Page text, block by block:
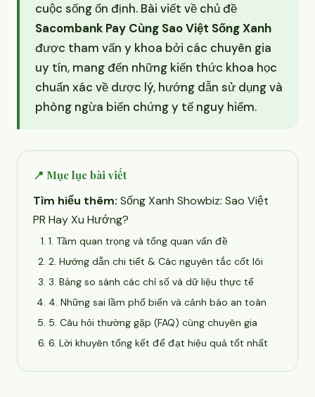
cuộc sống ổn định. Bài viết về chủ đề
Sacombank Pay Cùng Sao Việt Sống Xanh
được tham vấn y khoa bởi các chuyên gia
uy tín, mang đến những kiến thức khoa học
chuẩn xác về dược lý, hướng dẫn sử dụng và
phòng ngừa biến chứng y tế nguy hiểm.
📍 Mục lục bài viết
Tìm hiểu thêm: Sống Xanh Showbiz: Sao Việt
PR Hay Xu Hướng?
1. Tầm quan trọng và tổng quan vấn đề
2. Hướng dẫn chi tiết & Các nguyên tắc cốt lõi
3. Bảng so sánh các chỉ số và dữ liệu thực tế
4. Những sai lầm phổ biến và cảnh báo an toàn
5. Câu hỏi thường gặp (FAQ) cùng chuyên gia
6. Lời khuyên tổng kết để đạt hiệu quả tốt nhất